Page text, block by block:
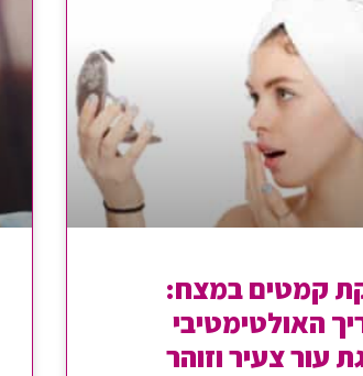
קמטים במצח:
האולטימטיבי
עור צעיר וזוהר